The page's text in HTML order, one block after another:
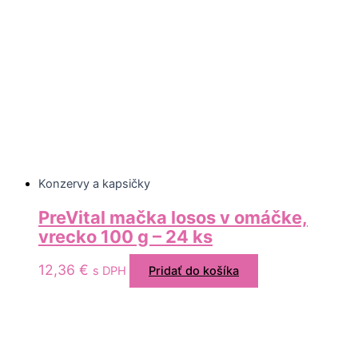
Konzervy a kapsičky
PreVital mačka losos v omáčke,
vrecko 100 g – 24 ks
12,36 € s DPH Pridať do košíka